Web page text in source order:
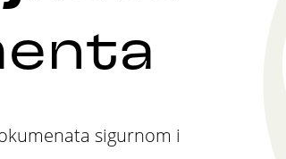
sigurnom i